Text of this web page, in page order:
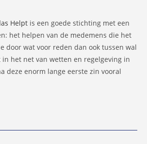
Helpt is een goede stichting met een
het helpen van de medemens die het
door wat voor reden dan ook tussen wal
in het net van wetten en regelgeving in
deze enorm lange eerste zin vooral